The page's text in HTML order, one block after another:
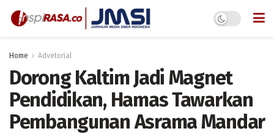
Home Advetorial
Dorong Kaltim Jadi Magnet
Pendidikan, Hamas Tawarkan
Pembangunan Asrama Mandar